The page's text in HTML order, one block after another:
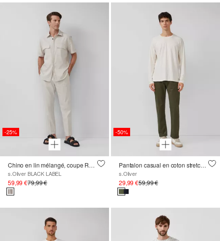
-25%
Chino en lin mélangé, coupe Relaxed Fit
s.Oliver BLACK LABEL
59,99 €79,99 €
-50%
Pantalon casual en coton stretch avec mini-imprimé délavé
s.Oliver
29,99 €59,99 €